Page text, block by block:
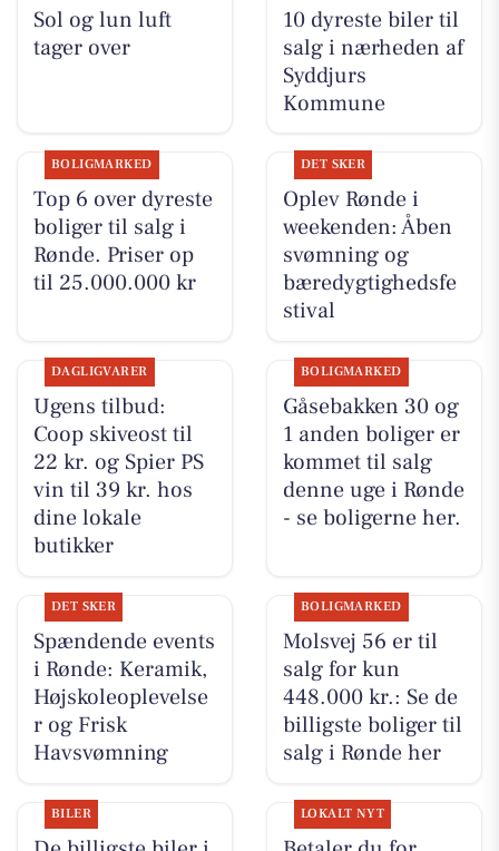
Sol og lun luft
tager over
10 dyreste biler til
salg i nærheden af
Syddjurs
Kommune
BOLIGMARKED
Top 6 over dyreste
boliger til salg i
Rønde. Priser op
til 25.000.000 kr
DET SKER
Oplev Rønde i
weekenden: Åben
svømning og
bæredygtighedsfe
stival
DAGLIGVARER
Ugens tilbud:
Coop skiveost til
22 kr. og Spier PS
vin til 39 kr. hos
dine lokale
butikker
BOLIGMARKED
Gåsebakken 30 og
1 anden boliger er
kommet til salg
denne uge i Rønde
- se boligerne her.
DET SKER
Spændende events
i Rønde: Keramik,
Højskoleoplevelse
r og Frisk
Havsvømning
BOLIGMARKED
Molsvej 56 er til
salg for kun
448.000 kr.: Se de
billigste boliger til
salg i Rønde her
BILER LOKALT NYT